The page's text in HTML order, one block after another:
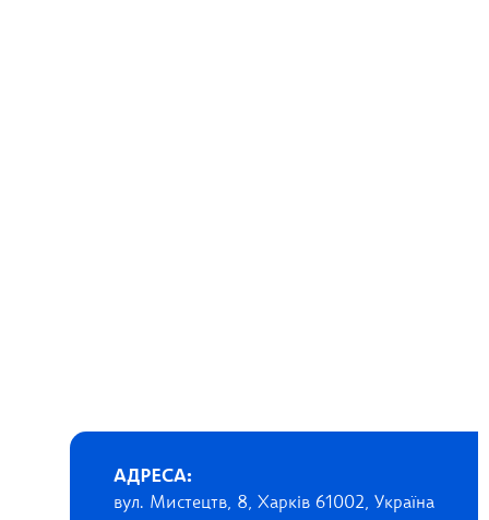
АДРЕСА:
вул. Мистецтв, 8, Харків 61002, Україна